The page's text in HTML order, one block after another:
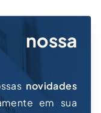
novidades
em sua